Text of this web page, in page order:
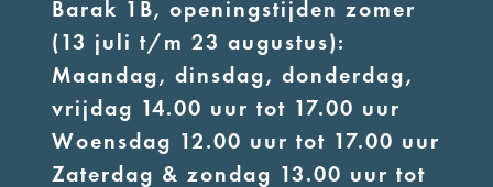
Barak 1B, openingstijden zomer
(13 juli t/m 23 augustus):
Maandag, dinsdag, donderdag,
vrijdag 14.00 uur tot 17.00 uur
Woensdag 12.00 uur tot 17.00 uur
Zaterdag & zondag 13.00 uur tot